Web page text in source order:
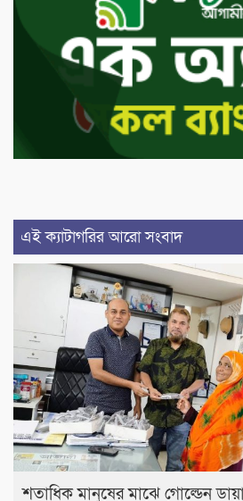
এই ক্যাটাগরির আরো সংবাদ
শতাধিক মানুষের মাঝে গোল্ডেন